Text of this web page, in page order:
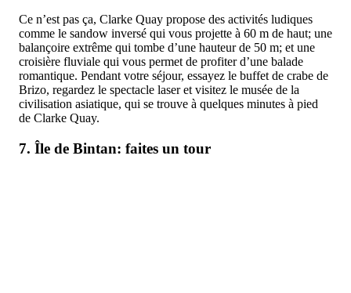
Ce n’est pas ça, Clarke Quay propose des activités ludiques
comme le sandow inversé qui vous projette à 60 m de haut; une
balançoire extrême qui tombe d’une hauteur de 50 m; et une
croisière fluviale qui vous permet de profiter d’une balade
romantique. Pendant votre séjour, essayez le buffet de crabe de
Brizo, regardez le spectacle laser et visitez le musée de la
civilisation asiatique, qui se trouve à quelques minutes à pied
de Clarke Quay.
7. Île de Bintan: faites un tour